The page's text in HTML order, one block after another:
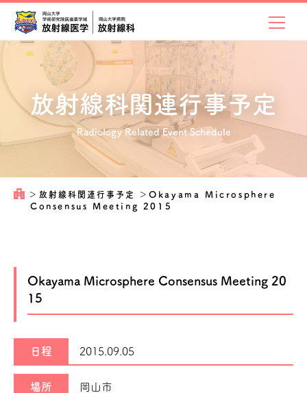
放射線科関連行事予定
Radiology Related Event Schedule
＞ 放射線科関連行事予定 ＞Okayama Microsphere
Consensus Meeting 2015
Okayama Microsphere Consensus Meeting 20
15
日程 2015.09.05
場所 岡山市